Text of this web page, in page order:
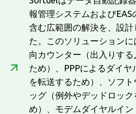
報管理システムおよびEAS
含む広範囲の解決を、設計
た。このソリューション
向カウンター（出入りす
ため）、PPPによるダイヤ
を転送するため）、ソフ
ッグ（例外やデッドロッ
め）、モデムダイヤルイ